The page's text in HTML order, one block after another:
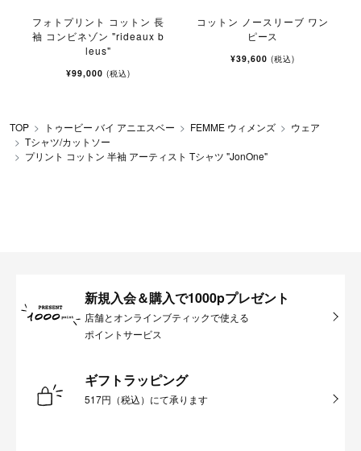
フォトプリント コットン 長
袖 コンビネゾン "rideaux b
leus"
¥99,000 (税込)
コットン ノースリーブ ワン
ピース
¥39,600 (税込)
TOP トゥービー バイ アニエスベー FEMME ウィメンズ
ウェア
Tシャツ/カットソー
プリント コットン 半袖 アーティスト Tシャツ "JonOne"
新規入会＆購入で1000pプレゼント
店舗とオンラインブティックで使える
ポイントサービス
ギフトラッピング
517円（税込）にて承ります